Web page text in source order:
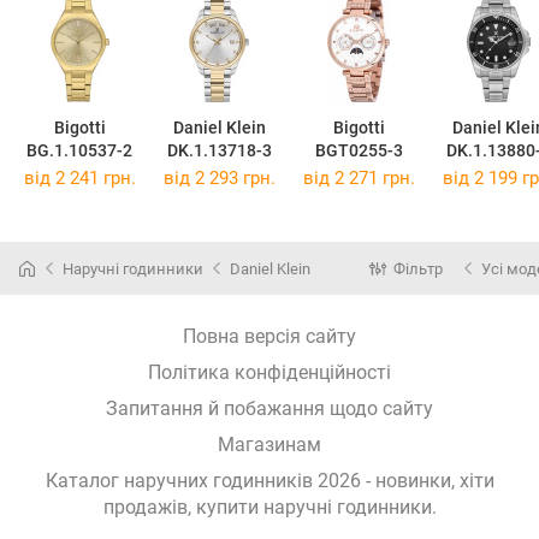
Bigotti
BG.1.10537-2
Daniel Klein
DK.1.13718-3
Bigotti
BGT0255-3
Daniel
від 2 241 грн. від 2 293 грн. від 2 271 грн. від 2 199
Наручні годинники Daniel Klein Фільтр Усі
Повна версія сайту
Політика конфіденційності
Запитання й побажання щодо сайту
Магазинам
Каталог наручних годинників 2026 - новинки, хіти
продажів, купити наручні годинники.